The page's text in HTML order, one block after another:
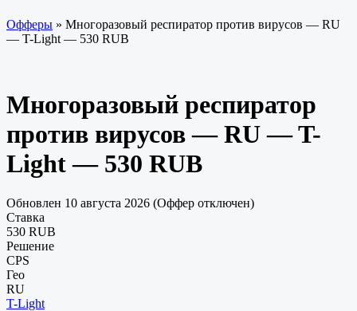
Офферы » Многоразовый респиратор против вирусов — RU
— T-Light — 530 RUB
Многоразовый респиратор
против вирусов — RU — T-
Light — 530 RUB
Обновлен 10 августа 2026 (Оффер отключен)
Ставка
530 RUB
Решение
CPS
Гео
RU
T-Light